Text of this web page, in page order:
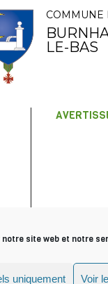
site web et notre
uniquement Voir
COMMUNE
LE-BAS